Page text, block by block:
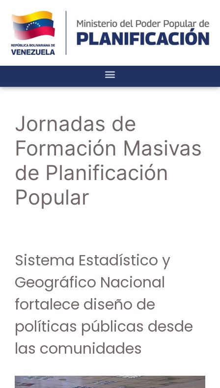
Jornadas de
Formación Masivas
de Planificación
Popular
Sistema Estadístico y
Geográfico Nacional
fortalece diseño de
políticas públicas desde
las comunidades